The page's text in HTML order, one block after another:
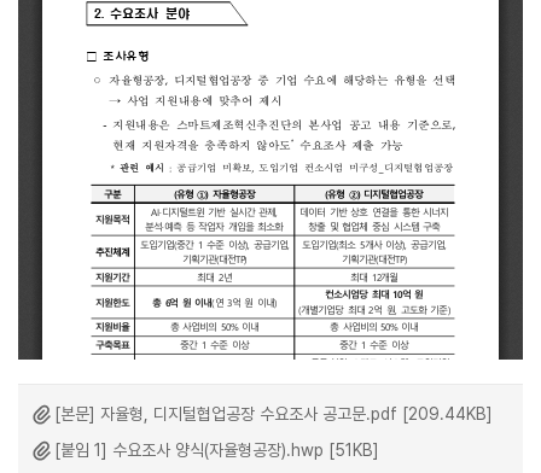
[본문] 자율형, 디지털협업공장 수요조사 공고문.pdf [209.44KB]
[붙임 1] 수요조사 양식(자율형공장).hwp [51KB]